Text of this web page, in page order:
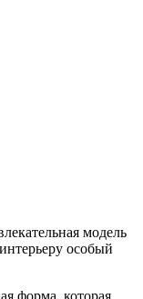
модель
особый
форма, которая